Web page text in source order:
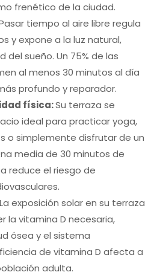
frenético de la ciudad.
tiempo al aire libre regula
y expone a la luz natural,
del sueño. Un 75% de las
al menos 30 minutos al día
profundo y reparador.
física:Su terraza se
ideal para practicar yoga,
o simplemente disfrutar de un
media de 30 minutos de
reduce el riesgo de
La exposición solar en su terraza
la vitamina D necesaria,
ósea y el sistema
de vitamina D afecta a
adulta.